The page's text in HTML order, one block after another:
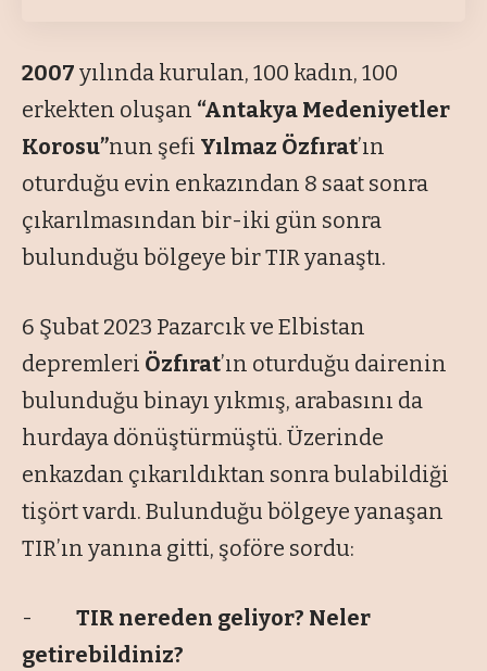
2007 yılında kurulan, 100 kadın, 100
erkekten oluşan “Antakya Medeniyetler
Korosu”nun şefi Yılmaz Özfırat’ın
oturduğu evin enkazından 8 saat sonra
çıkarılmasından bir-iki gün sonra
bulunduğu bölgeye bir TIR yanaştı.
6 Şubat 2023 Pazarcık ve Elbistan
depremleri Özfırat’ın oturduğu dairenin
bulunduğu binayı yıkmış, arabasını da
hurdaya dönüştürmüştü. Üzerinde
enkazdan çıkarıldıktan sonra bulabildiği
tişört vardı. Bulunduğu bölgeye yanaşan
TIR’ın yanına gitti, şoföre sordu:
- TIR nereden geliyor? Neler
getirebildiniz?